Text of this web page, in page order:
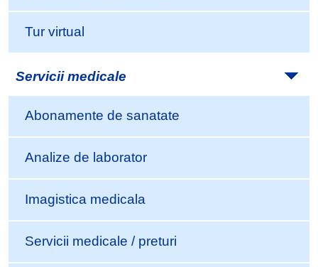
Tur virtual
Servicii medicale
Abonamente de sanatate
Analize de laborator
Imagistica medicala
Servicii medicale / preturi